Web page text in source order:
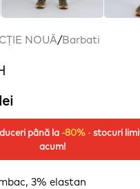
NOUĂ/Barbati
lei
până la -80%· stocuri
acum!
3% elastan